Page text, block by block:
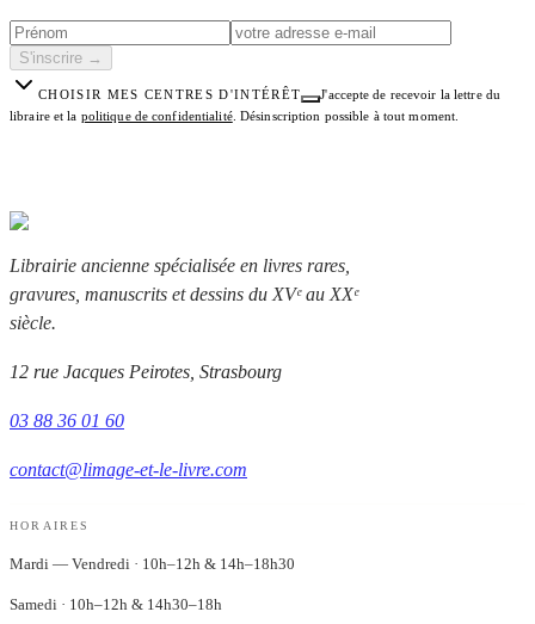
S'inscrire →
CHOISIR MES CENTRES D'INTÉRÊT
J'accepte de recevoir la lettre du
libraire et la politique de confidentialité. Désinscription possible à tout moment.
Librairie ancienne spécialisée en livres rares,
gravures, manuscrits et dessins du XVᵉ au XXᵉ
siècle.
12 rue Jacques Peirotes, Strasbourg
03 88 36 01 60
contact@limage-et-le-livre.com
HORAIRES
Mardi — Vendredi · 10h–12h & 14h–18h30
Samedi · 10h–12h & 14h30–18h